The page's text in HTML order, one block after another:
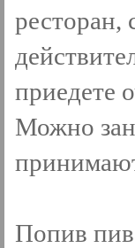
ресторан,
приедете
Можно
Попив